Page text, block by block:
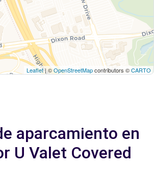
Leaflet| ©OpenStreetMapcontributors ©CARTO
aparcamiento en
U Valet Covered